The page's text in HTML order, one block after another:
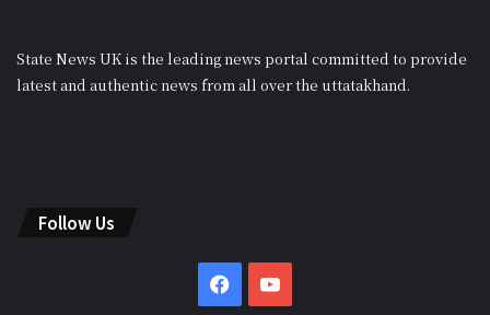
State News UK is the leading news portal committed to provide
latest and authentic news from all over the uttatakhand.
Follow Us
Facebook